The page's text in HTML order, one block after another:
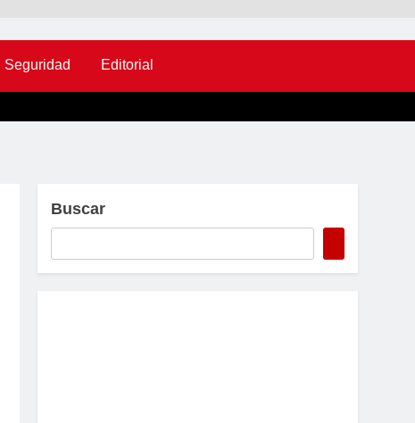
Seguridad Editorial
Buscar